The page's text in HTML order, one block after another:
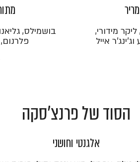
ליקר מידורי,
אייל
בושמילס,
הסוד של פרנצ'סקה
אלגנטי וחושני